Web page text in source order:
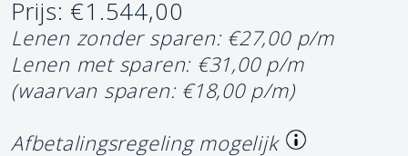
Prijs: €1.544,00
Lenen zonder sparen: €27,00 p/m
Lenen met sparen: €31,00 p/m
(waarvan sparen: €18,00 p/m)
Afbetalingsregeling mogelijk